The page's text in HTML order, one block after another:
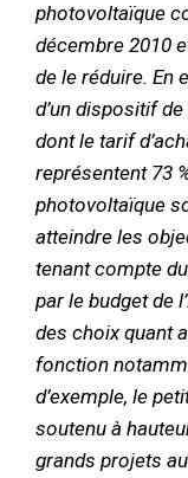
photovoltaïque
décembre 2010
de le réduire. En
d’un dispositif
dont le tarif
représentent 73
photovoltaïque
atteindre les
tenant compte
par le budget de
des choix quant
fonction
d’exemple, le
soutenu à
grands projets